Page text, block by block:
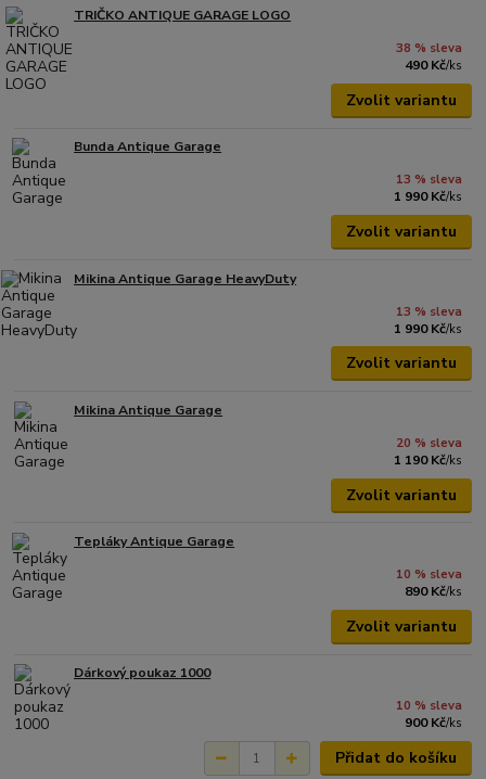
TRIČKO ANTIQUE GARAGE LOGO
38 % sleva
490 Kč/ks
Zvolit variantu
Bunda Antique Garage
13 % sleva
1 990 Kč/ks
Zvolit variantu
Mikina Antique Garage HeavyDuty
13 % sleva
1 990 Kč/ks
Zvolit variantu
Mikina Antique Garage
20 % sleva
1 190 Kč/ks
Zvolit variantu
Tepláky Antique Garage
10 % sleva
890 Kč/ks
Zvolit variantu
Dárkový poukaz 1000
10 % sleva
900 Kč/ks
Přidat do košíku